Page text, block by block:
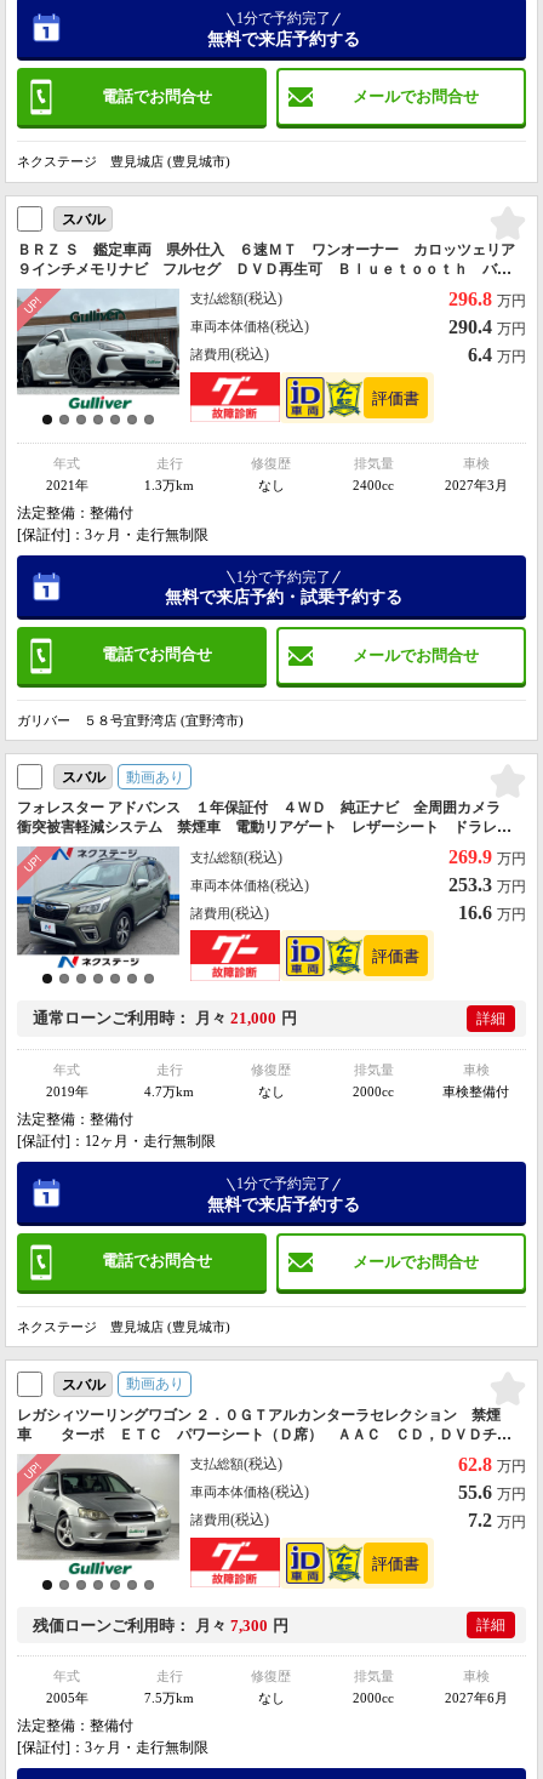
電話でお問合せ メールでお問合せ
1分で予約完了
無料で来店予約する
ネクステージ 豊見城店 (豊見城市)
スバル
ＢＲＺ Ｓ 鑑定車両 県外仕入 ６速ＭＴ ワンオーナー カロッツェリア
９インチメモリナビ フルセグ ＤＶＤ再生可 Ｂｌｕｅｔｏｏｔｈ バッ
クカメラ ＥＴＣ ＨＫＳマフラー 純正マフラー積み込み クルコン
支払総額(税込) 296.8 万円
車両本体価格(税込) 290.4 万円
諸費用(税込) 6.4 万円
年式
2021年
走行
1.3万km
修復歴
なし
排気量
2400cc
車検
2027年3月
法定整備：整備付
[保証付]：3ヶ月・走行無制限
電話でお問合せ メールでお問合せ
1分で予約完了
無料で来店予約・試乗予約する
ガリバー ５８号宜野湾店 (宜野湾市)
スバル
動画あり
フォレスター アドバンス １年保証付 ４ＷＤ 純正ナビ 全周囲カメラ
衝突被害軽減システム 禁煙車 電動リアゲート レザーシート ドラレ
コ コーナーセンサー スマートキー ＬＥＤヘッド ルーフレール ビル
トインＥＴＣ
支払総額(税込) 269.9 万円
車両本体価格(税込) 253.3 万円
諸費用(税込) 16.6 万円
通常ローンご利用時 月々 21,000 円 詳細
年式
2019年
走行
4.7万km
修復歴
なし
排気量
2000cc
車検
車検整備付
法定整備：整備付
[保証付]：12ヶ月・走行無制限
電話でお問合せ メールでお問合せ
1分で予約完了
無料で来店予約する
ネクステージ 豊見城店 (豊見城市)
スバル
動画あり
レガシィツーリングワゴン ２．０ＧＴアルカンターラセレクション 禁煙
車 ターボ ＥＴＣ パワーシート（Ｄ席） ＡＡＣ ＣＤ，ＤＶＤチェ
ンジャー ＡＭ，ＦＭラジオ ＭＤチェンジャー 電格ミラー ヘッドライ
トレベライザー ＧＰＳレーダーディテクター
支払総額(税込) 62.8 万円
車両本体価格(税込) 55.6 万円
諸費用(税込) 7.2 万円
残価ローンご利用時 月々 7,300 円 詳細
年式
2005年
走行
7.5万km
修復歴
なし
排気量
2000cc
車検
2027年6月
法定整備：整備付
[保証付]：3ヶ月・走行無制限